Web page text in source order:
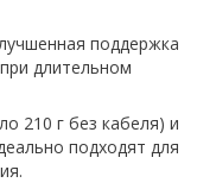
поддержка
длительном
210 г без кабеля) и
подходят для